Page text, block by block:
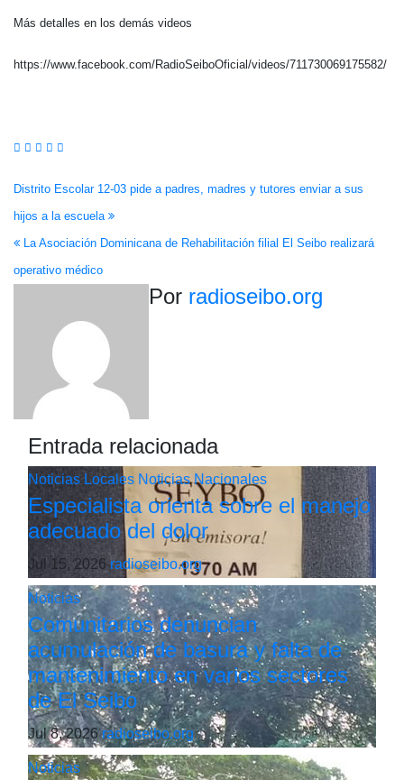
Más detalles en los demás videos
https://www.facebook.com/RadioSeiboOficial/videos/711730069175582/
Navegación
de
entradas
Distrito Escolar 12-03 pide a padres, madres y tutores enviar a sus
hijos a la escuela
La Asociación Dominicana de Rehabilitación filial El Seibo realizará
operativo médico
Por radioseibo.org
Entrada relacionada
Noticias Locales Noticias Nacionales
Especialista orienta sobre el manejo
adecuado del dolor
Jul 15, 2026radioseibo.org
Noticias
Comunitarios denuncian
acumulación de basura y falta de
mantenimiento en varios sectores
de El Seibo
Jul 8, 2026radioseibo.org
Noticias